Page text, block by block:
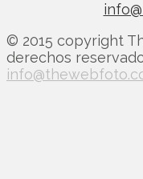
© 2015 copyright
derechos